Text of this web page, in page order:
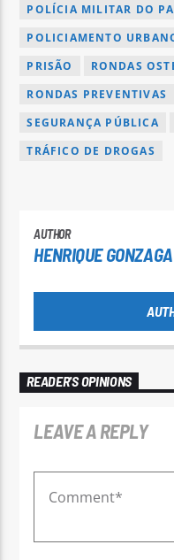
POLÍCIA MILITAR DO
POLICIAMENTO
PRISÃO
RONDAS
RONDAS PREVENTIVAS
SEGURANÇA PÚBLICA
TRÁFICO DE DROGAS
AUTHOR
HENRIQUE GONZAGA
READER'S OPINIONS
LEAVE A REPLY